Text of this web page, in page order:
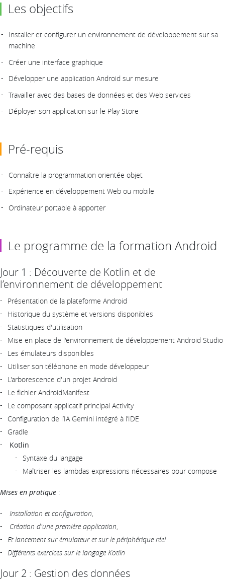
Les objectifs
Installer et configurer un environnement de développement sur sa
machine
Créer une interface graphique
Développer une application Android sur mesure
Travailler avec des bases de données et des Web services
Déployer son application sur le Play Store
Pré-requis
Connaître la programmation orientée objet
Expérience en développement Web ou mobile
Ordinateur portable à apporter
Le programme de la formation Android
Jour 1 : Découverte de Kotlin et de
l’environnement de développement
Présentation de la plateforme Android
Historique du système et versions disponibles
Statistiques d'utilisation
Mise en place de l'environnement de développement Android Studio
Les émulateurs disponibles
Utiliser son téléphone en mode développeur
L'arborescence d'un projet Android
Le fichier AndroidManifest
Le composant applicatif principal Activity
Configuration de l’IA Gemini intégré à l’IDE
Gradle
Kotlin
Syntaxe du langage
Maîtriser les lambdas expressions nécessaires pour compose
Mises en pratique :
Installation et configuration
Création d'une première application
Et lancement sur émulateur et sur le périphérique réel
Différents exercices sur le langage Kotlin
Jour 2 : Gestion des données